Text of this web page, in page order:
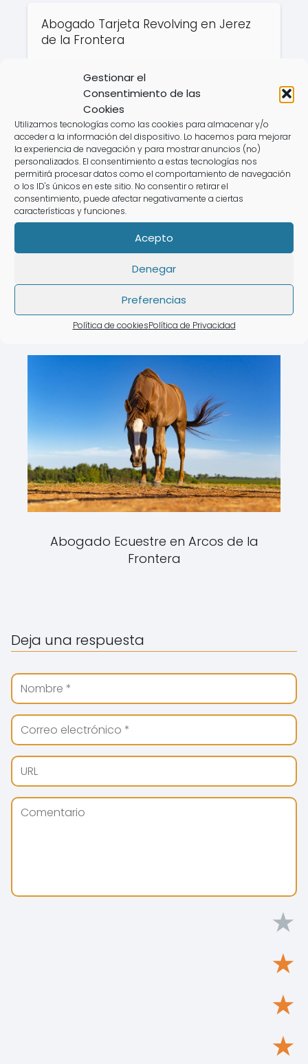
Gestionar el
Consentimiento de las
Cookies
Utilizamos tecnologías como las cookies para almacenar y/o
acceder a la información del dispositivo. Lo hacemos para mejorar
la experiencia de navegación y para mostrar anuncios (no)
personalizados. El consentimiento a estas tecnologías nos
permitirá procesar datos como el comportamiento de navegación
o los ID's únicos en este sitio. No consentir o retirar el
consentimiento, puede afectar negativamente a ciertas
características y funciones.
Acepto
Denegar
Preferencias
Política de cookiesPolítica de Privacidad
Abogado Tarjeta Revolving en Jerez
de la Frontera
Abogado Tarjeta Revolving en
Medina Sidonia
Derecho Bancario Intereses De tarjetas
Revolving
Revolving en Arenas de
Revolving en Archidona
Abogado Ecuestre en Arcos de la
Frontera
Deja una respuesta
★
★
★
★